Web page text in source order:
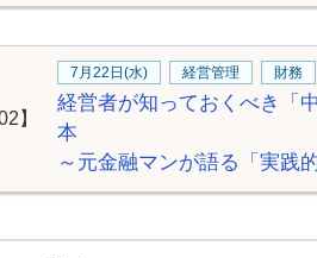
】
7月22日(水) 経営管理 財務
経営者が知っておくべき「
本
～元金融マンが語る「実践